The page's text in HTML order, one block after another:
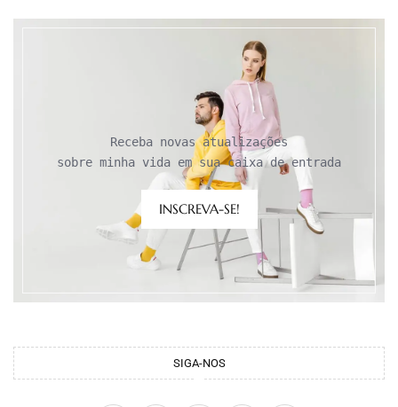
Receba novas atualizações
sobre minha vida em sua caixa de entrada
INSCREVA-SE!
SIGA-NOS